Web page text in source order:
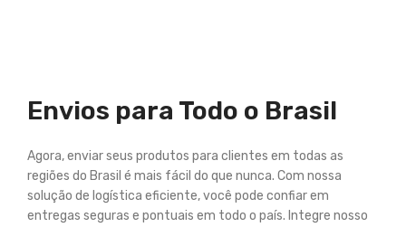
Envios para Todo o Brasil
Agora, enviar seus produtos para clientes em todas as
regiões do Brasil é mais fácil do que nunca. Com nossa
solução de logística eficiente, você pode confiar em
entregas seguras e pontuais em todo o país. Integre nosso